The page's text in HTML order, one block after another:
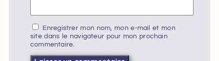
Enregistrer mon nom, mon e-mail et mon
site dans le navigateur pour mon prochain
commentaire.